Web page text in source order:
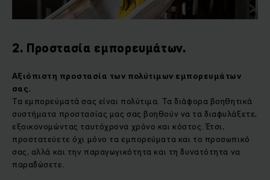
2. Προστασία εμπορευμάτων.
Αξιόπιστη προστασία των πολύτιμων εμπορευμάτων
σας.
Τα εμπορεύματά σας είναι πολύτιμα. Τα διάφορα βοηθητικά
συστήματα προστασίας μας σας βοηθούν να τα διαφυλάξετε,
εξοικονομώντας ταυτόχρονα χρόνο και κόστος. Έτσι,
προστατεύετε όχι μόνο τα εμπορεύματα και το προσωπικό
σας, αλλά και την παραγωγικότητα και τη δυνατότητα να
παραδώσετε.